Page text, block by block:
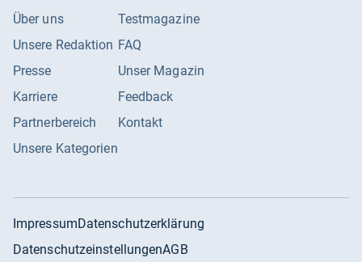
Über uns
Unsere Redaktion
Presse
Karriere
Partnerbereich
Unsere Kategorien
Testmagazine
FAQ
Unser Magazin
Feedback
Kontakt
ImpressumDatenschutzerklärung
DatenschutzeinstellungenAGB